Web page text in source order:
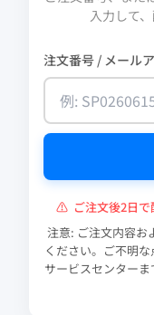
入力して
注文番号 / メール
⚠ ご注文後2日で
注意: ご注文内容お
ください。ご不明
サービスセンター